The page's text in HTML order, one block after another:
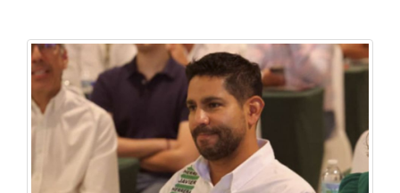
audio